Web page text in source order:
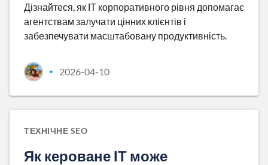
Дізнайтеся, як ІТ корпоративного рівня допомагає
агентствам залучати цінних клієнтів і
забезпечувати масштабовану продуктивність.
• 2026-04-10
ТЕХНІЧНЕ SEO
Як кероване ІТ може